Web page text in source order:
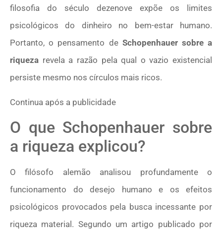
filosofia do século dezenove expõe os limites
psicológicos do dinheiro no bem-estar humano.
Portanto, o pensamento de Schopenhauer sobre a
riqueza revela a razão pela qual o vazio existencial
persiste mesmo nos círculos mais ricos.
Continua após a publicidade
O que Schopenhauer sobre
a riqueza explicou?
O filósofo alemão analisou profundamente o
funcionamento do desejo humano e os efeitos
psicológicos provocados pela busca incessante por
riqueza material. Segundo um artigo publicado por